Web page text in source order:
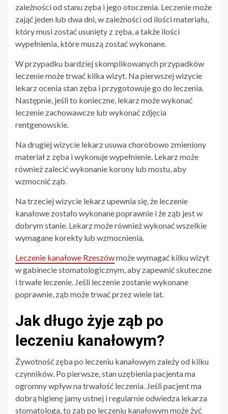
zależności od stanu zęba i jego otoczenia. Leczenie może
zająć jeden lub dwa dni, w zależności od ilości materiału,
który musi zostać usunięty z zęba, a także ilości
wypełnienia, które muszą zostać wykonane.
W przypadku bardziej skomplikowanych przypadków
leczenie może trwać kilka wizyt. Na pierwszej wizycie
lekarz ocenia stan zęba i przygotowuje go do leczenia.
Następnie, jeśli to konieczne, lekarz może wykonać
leczenie zachowawcze lub wykonać zdjęcia
rentgenowskie.
Na drugiej wizycie lekarz usuwa chorobowo zmieniony
materiał z zęba i wykonuje wypełnienie. Lekarz może
również zalecić wykonanie korony lub mostu, aby
wzmocnić ząb.
Na trzeciej wizycie lekarz upewnia się, że leczenie
kanałowe zostało wykonane poprawnie i że ząb jest w
dobrym stanie. Lekarz może również wykonać wszelkie
wymagane korekty lub wzmocnienia.
Leczenie kanałowe Rzeszówmoże wymagać kilku wizyt
w gabinecie stomatologicznym, aby zapewnić skuteczne
i trwałe leczenie. Jeśli leczenie zostanie wykonane
poprawnie, ząb może trwać przez wiele lat.
Jak długo żyje ząb po
leczeniu kanałowym?
Żywotność zęba po leczeniu kanałowym zależy od kilku
czynników. Po pierwsze, stan uzębienia pacjenta ma
ogromny wpływ na trwałość leczenia. Jeśli pacjent ma
dobrą higienę jamy ustnej i regularnie odwiedza lekarza
stomatologa, to ząb po leczeniu kanałowym może żyć